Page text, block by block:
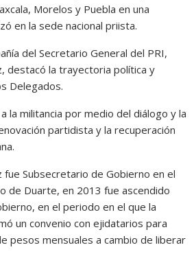
Morelos y Puebla en una
en la sede nacional priista.
del Secretario General del PRI,
destacó la trayectoria política y
Delegados.
la militancia por medio del diálogo y la
partidista y la recuperación
fue Subsecretario de Gobierno en el
de Duarte, en 2013 fue ascendido
en el periodo en el que la
un convenio con ejidatarios para
pesos mensuales a cambio de liberar